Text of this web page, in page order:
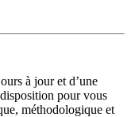
à jour et d’une
pour vous
méthodologique et